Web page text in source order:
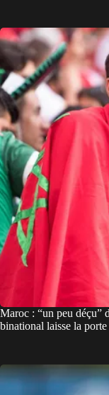
Maroc : “un peu déçu”
binational laisse la